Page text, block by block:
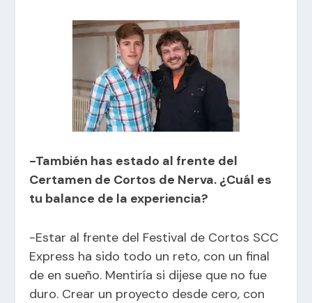
-También has estado al frente del
Certamen de Cortos de Nerva. ¿Cuál es
tu balance de la experiencia?
-Estar al frente del Festival de Cortos SCC
Express ha sido todo un reto, con un final
de en sueño. Mentiría si dijese que no fue
duro. Crear un proyecto desde cero, con